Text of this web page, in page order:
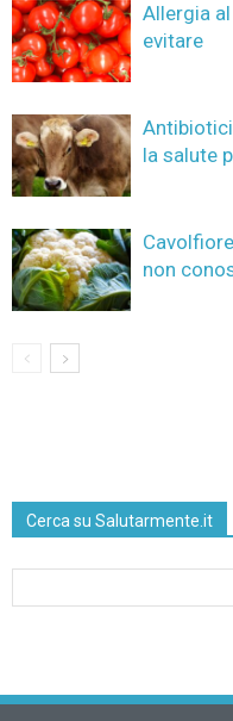
Allergia
evitare
la salute
non
Cerca su Salutarmente.it